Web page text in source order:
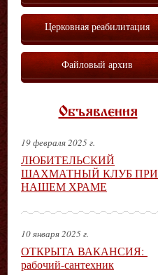
Церковная реабилитация
Файловый архив
Объявления
19 февраля 2025 г.
ЛЮБИТЕЛЬСКИЙ
ШАХМАТНЫЙ КЛУБ ПРИ
НАШЕМ ХРАМЕ
10 января 2025 г.
ОТКРЫТА ВАКАНСИЯ:
рабочий-сантехник